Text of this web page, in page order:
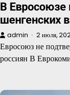
В Евросоюзе
шенгенских
admin 2 июля,
Евросоюз не
россиян В